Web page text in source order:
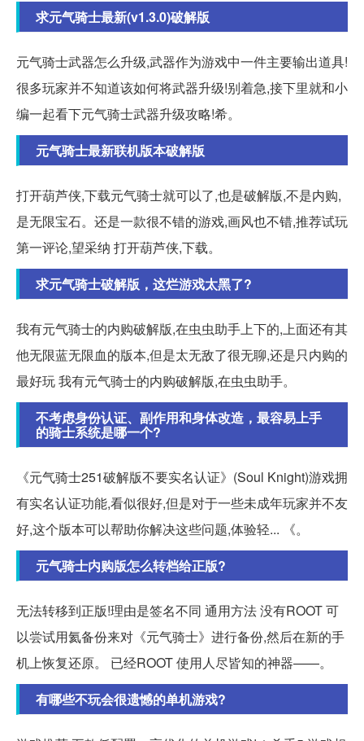
求元气骑士最新(v1.3.0)破解版
元气骑士武器怎么升级,武器作为游戏中一件主要输出道具!
很多玩家并不知道该如何将武器升级!别着急,接下里就和小
编一起看下元气骑士武器升级攻略!希。
元气骑士最新联机版本破解版
打开葫芦侠,下载元气骑士就可以了,也是破解版,不是内购,
是无限宝石。还是一款很不错的游戏,画风也不错,推荐试玩
第一评论,望采纳 打开葫芦侠,下载。
求元气骑士破解版，这烂游戏太黑了?
我有元气骑士的内购破解版,在虫虫助手上下的,上面还有其
他无限蓝无限血的版本,但是太无敌了很无聊,还是只内购的
最好玩 我有元气骑士的内购破解版,在虫虫助手。
不考虑身份认证、副作用和身体改造，最容易上手
的骑士系统是哪一个?
《元气骑士251破解版不要实名认证》(Soul Knight)游戏拥
有实名认证功能,看似很好,但是对于一些未成年玩家并不友
好,这个版本可以帮助你解决这些问题,体验轻... 《。
元气骑士内购版怎么转档给正版?
无法转移到正版!理由是签名不同 通用方法 没有ROOT 可
以尝试用氦备份来对《元气骑士》进行备份,然后在新的手
机上恢复还原。 已经ROOT 使用人尽皆知的神器——。
有哪些不玩会很遗憾的单机游戏?